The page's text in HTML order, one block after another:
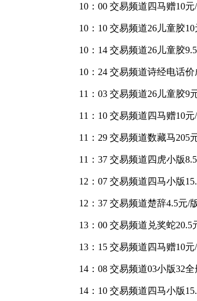
10：00 交易频道四马赠10元
10：10 交易频道26儿童胶
10：14 交易频道26儿童胶
10：24 交易频道诗经电话价
11：03 交易频道26儿童胶9
11：10 交易频道四马赠10
11：29 交易频道数藏马205
11：37 交易频道四虎小版
12：07 交易频道四马小版
12：37 交易频道楚辞4.5元/
13：00 交易频道兑奖蛇
13：15 交易频道四马赠10
14：08 交易频道03小版32
14：10 交易频道四马小版